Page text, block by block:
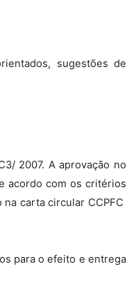
sugestões de
2007. A aprovação no
acordo com os critérios
carta circular CCPFC 
para o efeito e entrega